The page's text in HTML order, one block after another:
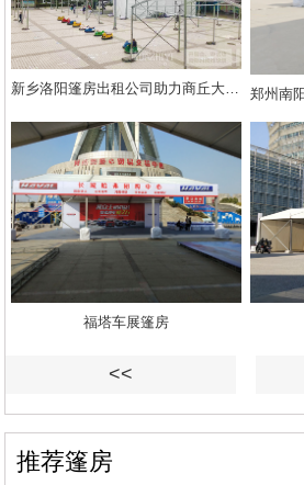
福塔车展篷房
<<
推荐篷房